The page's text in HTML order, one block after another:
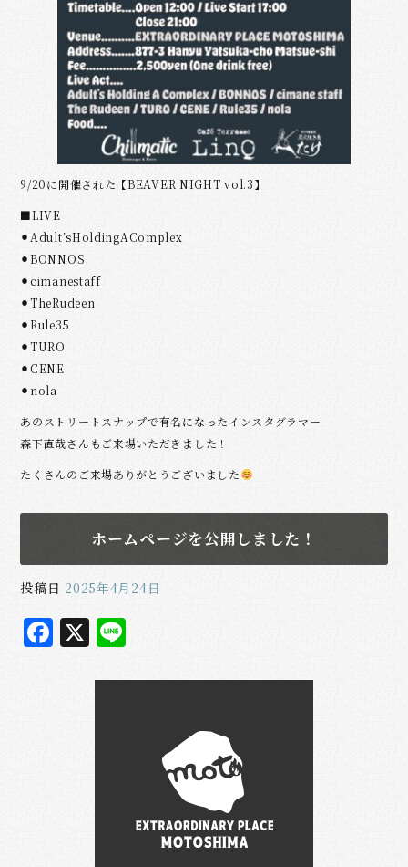
9/20に開催された【BEAVER NIGHT vol.3】
■LIVE
⚫︎Adult’sHoldingAComplex
⚫︎BONNOS
⚫︎cimanestaff
⚫︎TheRudeen
⚫︎Rule35
⚫︎TURO
⚫︎CENE
⚫︎nola
あのストリートスナップで有名になったインスタグラマー
森下直哉さんもご来場いただきました！
たくさんのご来場ありがとうございました
ホームページを公開しました！
投稿日 2025年4月24日
F
a
X
n